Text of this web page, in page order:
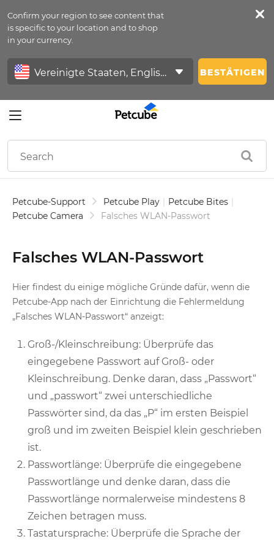
Confirm your region to see content that
is specific to your location and to shop
in your currency.
BESTÄTIGEN
Petfeed
Anmelden
Petcube-Support Petcube Play | Petcube Bites |
Petcube Camera
Falsches WLAN-Passwort
Falsches WLAN-Passwort
Hier findest du einige mögliche Gründe dafür, wenn die
Petcube-App nach der Einrichtung die Fehlermeldung
„Falsches WLAN-Passwort“ anzeigt:
Groß-/Kleinschreibung: Überprüfe das
eingegebene Passwort auf Groß- oder
Kleinschreibung. Denke daran, dass „Passwort“
und „passwort“ zwei unterschiedliche
Passwörter sind, da das „P“ im ersten Beispiel
groß und im zweiten Beispiel klein geschrieben
ist.
Passwortlänge: Überprüfe die eingegebene
Passwortlänge und denke daran, dass die
Passwortlänge normalerweise mindestens 8
Zeichen betragen muss.
Tastatursprache: Überprüfe die Sprache der